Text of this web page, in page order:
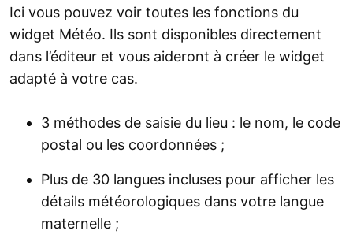
Ici vous pouvez voir toutes les fonctions du
widget Météo. Ils sont disponibles directement
dans l’éditeur et vous aideront à créer le widget
adapté à votre cas.
3 méthodes de saisie du lieu : le nom, le code
postal ou les coordonnées ;
Plus de 30 langues incluses pour afficher les
détails météorologiques dans votre langue
maternelle ;